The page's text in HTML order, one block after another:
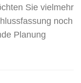
Sie vielmehr
noch
Planung